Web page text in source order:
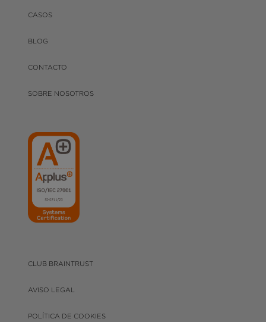
CASOS
BLOG
CONTACTO
SOBRE NOSOTROS
CLUB BRAINTRUST
AVISO LEGAL
POLÍTICA DE COOKIES